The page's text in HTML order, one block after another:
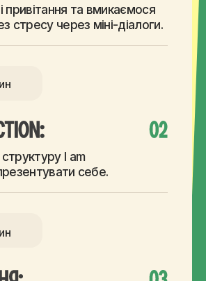
співрозмовника
про інших
He is / She is.